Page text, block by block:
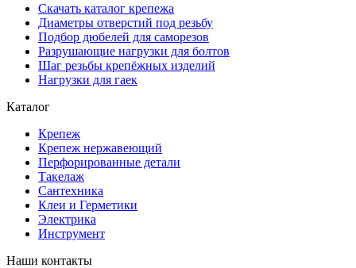
Скачать каталог крепежа
Диаметры отверстий под резьбу
Подбор дюбелей для саморезов
Разрушающие нагрузки для болтов
Шаг резьбы крепёжных изделий
Нагрузки для гаек
Каталог
Крепеж
Крепеж нержавеющий
Перфорированные детали
Такелаж
Сантехника
Клеи и Герметики
Электрика
Инструмент
Наши контакты